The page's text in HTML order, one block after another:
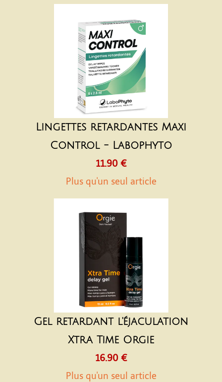
Lingettes retardantes Maxi
Control - Labophyto
11.90 €
Plus qu'un seul article
Gel retardant l'éjaculation
Xtra Time Orgie
16.90 €
Plus qu'un seul article